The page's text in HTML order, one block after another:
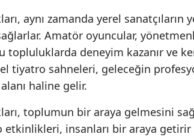
aynı zamanda yerel sanatçıların
Amatör oyuncular,
topluluklarda deneyim kazanır ve
tiyatro sahneleri, geleceğin
haline gelir.
toplumun bir araya gelmesini
etkinlikleri, insanları bir araya